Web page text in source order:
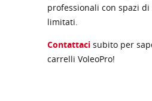
professionali con spazi di
limitati.
Contattaci subito per
carrelli VoleoPro!